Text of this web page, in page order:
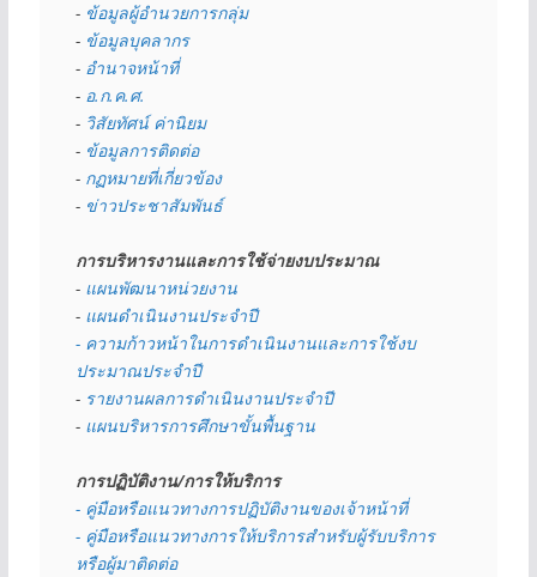
- ข้อมูลผู้อำนวยการกลุ่ม
- ข้อมูลบุคลากร
- อำนาจหน้าที่
- อ.ก.ค.ศ.
- วิสัยทัศน์ ค่านิยม
- ข้อมูลการติดต่อ
- กฏหมายที่เกี่ยวข้อง
- ข่าวประชาสัมพันธ์
การบริหารงานและการใช้จ่ายงบประมาณ
- แผนพัฒนาหน่วยงาน
- แผนดำเนินงานประจำปี
- ความก้าวหน้าในการดำเนินงานและการใช้งบ
ประมาณประจำปี
- รายงานผลการดำเนินงานประจำปี
- แผนบริหารการศึกษาขั้นพื้นฐาน
การปฏิบัติงาน/การให้บริการ
- คู่มือหรือแนวทางการปฏิบัติงานของเจ้าหน้าที่
- คู่มือหรือแนวทางการให้บริการสำหรับผู้รับบริการ
หรือผู้มาติดต่อ